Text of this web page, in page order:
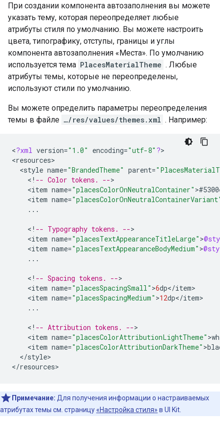
При создании компонента автозаполнения вы можете
указать тему, которая переопределяет любые
атрибуты стиля по умолчанию. Вы можете настроить
цвета, типографику, отступы, границы и углы
компонента автозаполнения «Места». По умолчанию
используется тема PlacesMaterialTheme . Любые
атрибуты темы, которые не переопределены,
используют стили по умолчанию.
Вы можете определить параметры переопределения
темы в файле …/res/values/themes.xml . Например:
<?xml version="1.0" encoding="utf-8" ?>
<resources
<style name="BrandedTheme" parent=
< ! -- Color tokens. --
<item name="placesColorOnNeutralContainer" >
<item name=
...
< ! -- Typography tokens. --
<item name="placesTextAppearanceTitleLarge" >
<item name="placesTextAppearanceBodyMedium" >
...
< ! -- Spacing tokens. --
<item name="placesSpacingSmall" >6dp</item
<item name="placesSpacingMedium" >12dp</item
...
< ! -- Attribution tokens. --
<item name="placesColorAttributionLightTheme" >
<item name="placesColorAttributionDarkTheme" >
</style>
</resources>
Примечание: Для получения информации о настраиваемых
атрибутах темы см. страницу «Настройка стиля» в UI Kit.